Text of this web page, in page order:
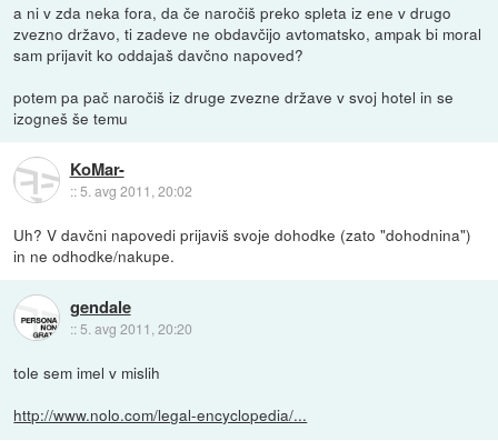
a ni v zda neka fora, da če naročiš preko spleta iz ene v drugo
zvezno državo, ti zadeve ne obdavčijo avtomatsko, ampak bi moral
sam prijavit ko oddajaš davčno napoved?
potem pa pač naročiš iz druge zvezne države v svoj hotel in se
izogneš še temu
KoMar-
::5. avg 2011, 20:02
Uh? V davčni napovedi prijaviš svoje dohodke (zato "dohodnina")
in ne odhodke/nakupe.
gendale
:: 5. avg 2011, 20:20
tole sem imel v mislih
http://www.nolo.com/legal-encyclopedia/...